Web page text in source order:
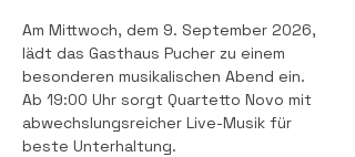
Am Mittwoch, dem 9. September 2026,
lädt das Gasthaus Pucher zu einem
besonderen musikalischen Abend ein.
Ab 19:00 Uhr sorgt Quartetto Novo mit
abwechslungsreicher Live-Musik für
beste Unterhaltung.